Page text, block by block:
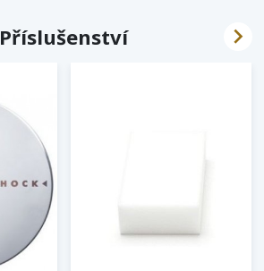
Příslušenství 